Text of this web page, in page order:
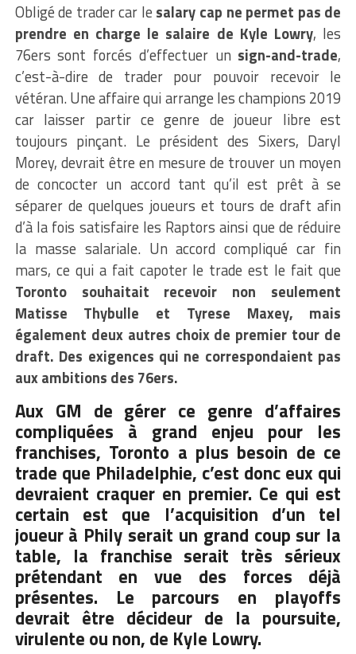
Obligé de trader car le salary cap ne permet pas de
prendre en charge le salaire de Kyle Lowry, les
76ers sont forcés d’effectuer un sign-and-trade,
c’est-à-dire de trader pour pouvoir recevoir le
vétéran. Une affaire qui arrange les champions 2019
car laisser partir ce genre de joueur libre est
toujours pinçant. Le président des Sixers, Daryl
Morey, devrait être en mesure de trouver un moyen
de concocter un accord tant qu’il est prêt à se
séparer de quelques joueurs et tours de draft afin
d’à la fois satisfaire les Raptors ainsi que de réduire
la masse salariale. Un accord compliqué car fin
mars, ce qui a fait capoter le trade est le fait que
Toronto souhaitait recevoir non seulement
Matisse Thybulle et Tyrese Maxey, mais
également deux autres choix de premier tour de
draft. Des exigences qui ne correspondaient pas
aux ambitions des 76ers.
Aux GM de gérer ce genre d’affaires
compliquées à grand enjeu pour les
franchises, Toronto a plus besoin de ce
trade que Philadelphie, c’est donc eux qui
devraient craquer en premier. Ce qui est
certain est que l’acquisition d’un tel
joueur à Phily serait un grand coup sur la
table, la franchise serait très sérieux
prétendant en vue des forces déjà
présentes. Le parcours en playoffs
devrait être décideur de la poursuite,
virulente ou non, de Kyle Lowry.